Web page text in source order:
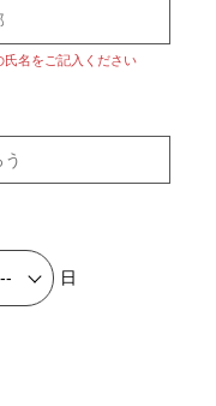
名をご記入ください
日